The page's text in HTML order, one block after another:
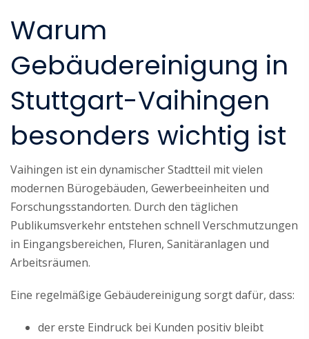
Warum
Gebäudereinigung in
Stuttgart-Vaihingen
besonders wichtig ist
Vaihingen ist ein dynamischer Stadtteil mit vielen
modernen Bürogebäuden, Gewerbeeinheiten und
Forschungsstandorten. Durch den täglichen
Publikumsverkehr entstehen schnell Verschmutzungen
in Eingangsbereichen, Fluren, Sanitäranlagen und
Arbeitsräumen.
Eine regelmäßige Gebäudereinigung sorgt dafür, dass:
der erste Eindruck bei Kunden positiv bleibt